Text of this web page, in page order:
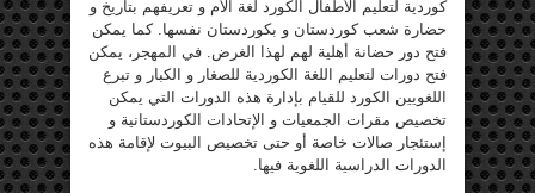
كوردية لتعليم الأطفال الكورد لغة الأم و تعريفهم بتأريخ و
حضارة شعب كوردستان و بكوردستان نفسها. كما يمكن
فتح دور حضانة أهلية لهم لهذا الغرض. في المهجر، يمكن
فتح دورات لتعليم اللغة الكوردية للصغار و الكبار و تبرع
اللغويين الكورد للقيام بإدارة هذه الدورات التي يمكن
تخصيص مقرات الجمعيات و الإتحادات الكوردستانية و
إستئجار صالات خاصة أو حتى تخصيص البيوت لإقامة هذه
الدورات الدراسية اللغوية فيها.